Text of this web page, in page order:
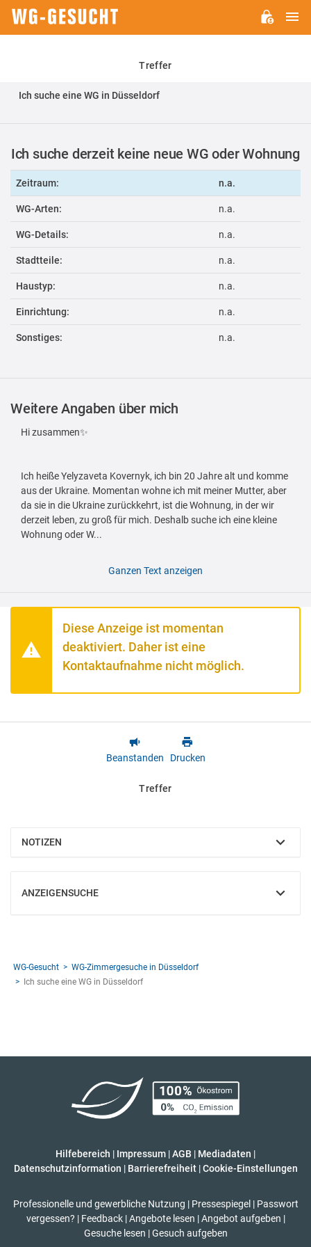
Treffer
Ich suche eine WG in Düsseldorf
Ich suche derzeit keine neue WG oder Wohnung
Zeitraum: n.a.
WG-Arten: n.a.
WG-Details: n.a.
Stadtteile: n.a.
Haustyp: n.a.
Einrichtung: n.a.
Sonstiges: n.a.
Weitere Angaben über mich
Hi zusammen✨
Ich heiße Yelyzaveta Kovernyk, ich bin 20 Jahre alt und komme
aus der Ukraine. Momentan wohne ich mit meiner Mutter, aber
da sie in die Ukraine zurückkehrt, ist die Wohnung, in der wir
derzeit leben, zu groß für mich. Deshalb suche ich eine kleine
Wohnung oder W...
Ganzen Text anzeigen
Diese Anzeige ist momentan
deaktiviert. Daher ist eine
Kontaktaufnahme nicht möglich.
Beanstanden Drucken
Treffer
NOTIZEN
EINBLENDEN
ANZEIGENSUCHE
EINBLENDEN
WG-Gesucht
WG-Zimmergesuche in Düsseldorf
Ich suche eine WG in Düsseldorf
Hilfebereich | Impressum |AGB | Mediadaten |
Datenschutzinformation | Barrierefreiheit | Cookie-Einstellungen
Professionelle und gewerbliche Nutzung | Pressespiegel | Passwort
vergessen? | Feedback | Angebote lesen | Angebot aufgeben |
Gesuche lesen | Gesuch aufgeben